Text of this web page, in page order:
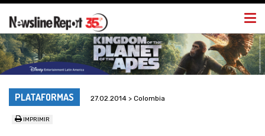
PLATAFORMAS 27.02.2014 > Colombia
IMPRIMIR